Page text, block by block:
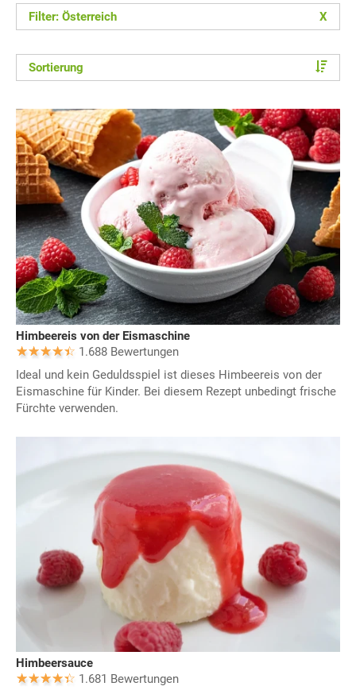
Filter: Österreich X
Sortierung
Himbeereis von der Eismaschine
1.688 Bewertungen
Ideal und kein Geduldsspiel ist dieses Himbeereis von der
Eismaschine für Kinder. Bei diesem Rezept unbedingt frische
Fürchte verwenden.
Himbeersauce
1.681 Bewertungen